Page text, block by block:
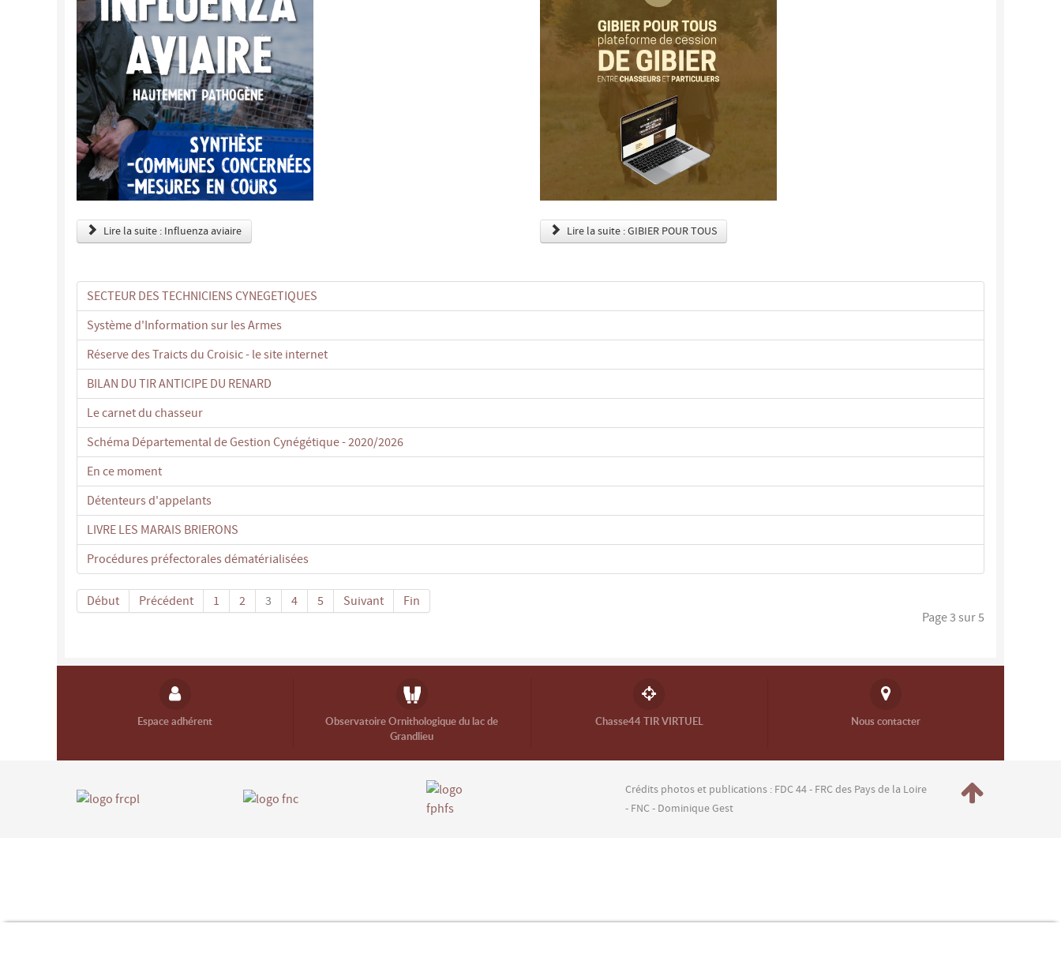
Lire la suite : Influenza aviaire Lire la suite : GIBIER POUR TOUS
SECTEUR DES TECHNICIENS CYNEGETIQUES
Système d'Information sur les Armes
Réserve des Traicts du Croisic - le site internet
BILAN DU TIR ANTICIPE DU RENARD
Le carnet du chasseur
Schéma Départemental de Gestion Cynégétique - 2020/2026
En ce moment
Détenteurs d'appelants
LIVRE LES MARAIS BRIERONS
Procédures préfectorales dématérialisées
Page 3 sur 5
Début Précédent 1 2 3 4 5 Suivant Fin
Espace adhérent
Observatoire Ornithologique du lac de
Grandlieu
Chasse44 TIR VIRTUEL Nous contacter
Crédits photos et publications : FDC 44 - FRC des Pays de la Loire
- FNC - Dominique Gest